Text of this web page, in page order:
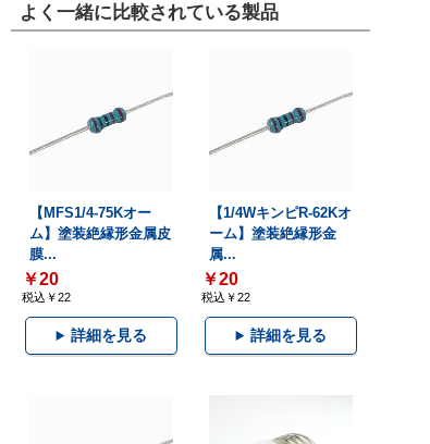
よく一緒に比較されている製品
【MFS1/4-75Kオー
ム】塗装絶縁形金属皮
膜...
￥20
税込￥22
詳細を見る
【1/4WキンピR-62Kオ
ーム】塗装絶縁形金
属...
￥20
税込￥22
詳細を見る